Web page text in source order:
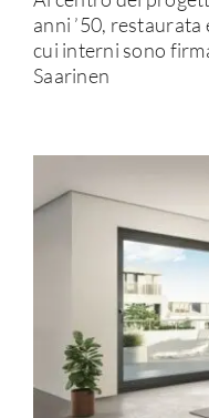
anni ’50,
cui interni sono
Saarinen